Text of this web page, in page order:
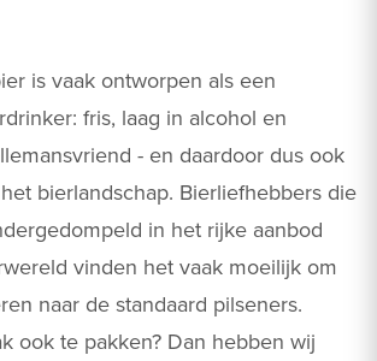
is vaak ontworpen als een
fris, laag in alcohol en
- en daardoor dus ook
bierlandschap. Bierliefhebbers die
in het rijke aanbod
vinden het vaak moeilijk om
naar de standaard pilseners.
ook te pakken? Dan hebben wij